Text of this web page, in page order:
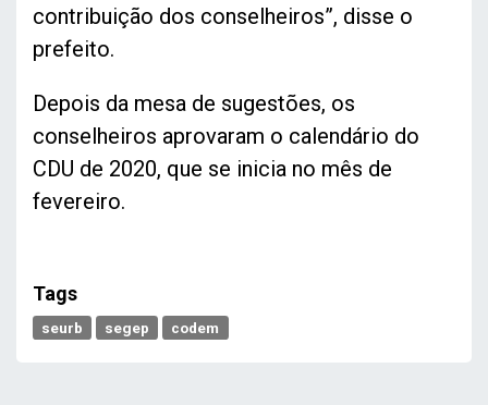
contribuição dos conselheiros”, disse o
prefeito.
Depois da mesa de sugestões, os
conselheiros aprovaram o calendário do
CDU de 2020, que se inicia no mês de
fevereiro.
Tags
seurb segep codem